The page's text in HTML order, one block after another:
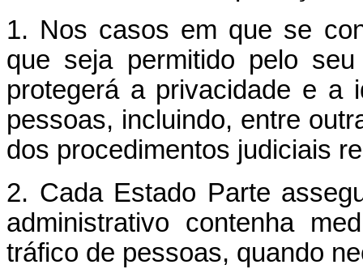
1. Nos casos em que se
que seja permitido pelo
protegerá a privacidade e a
pessoas, incluindo, entre
dos procedimentos judiciais
2. Cada Estado Parte
administrativo contenha
tráfico de pessoas, quando